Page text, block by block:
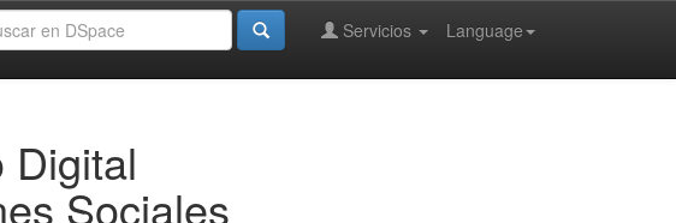
Language
Servicios
Digital
Sociales